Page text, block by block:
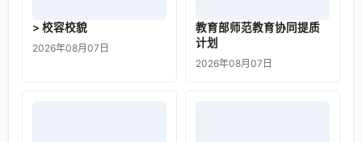
> 校容校貌
2026年08月07日
教育部师范教育协同提质
计划
2026年08月07日